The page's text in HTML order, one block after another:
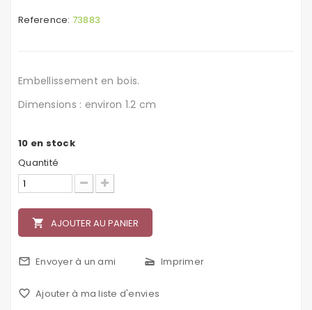
Reference: 73883
Embellissement en bois.
Dimensions : environ 1.2 cm
10 en stock
Quantité
local_grocery_store AJOUTER AU PANIER
mail_outline Envoyer à un ami scanner Imprimer
favorite_border Ajouter à ma liste d'envies